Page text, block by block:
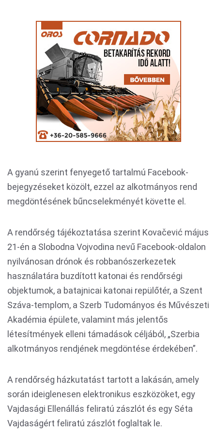
A gyanú szerint fenyegető tartalmú Facebook-
bejegyzéseket közölt, ezzel az alkotmányos rend
megdöntésének bűncselekményét követte el.
A rendőrség tájékoztatása szerint Kovačević május
21-én a Slobodna Vojvodina nevű Facebook-oldalon
nyilvánosan drónok és robbanószerkezetek
használatára buzdított katonai és rendőrségi
objektumok, a batajnicai katonai repülőtér, a Szent
Száva-templom, a Szerb Tudományos és Művészeti
Akadémia épülete, valamint más jelentős
létesítmények elleni támadások céljából, „Szerbia
alkotmányos rendjének megdöntése érdekében”.
A rendőrség házkutatást tartott a lakásán, amely
során ideiglenesen elektronikus eszközöket, egy
Vajdasági Ellenállás feliratú zászlót és egy Séta
Vajdaságért feliratú zászlót foglaltak le.